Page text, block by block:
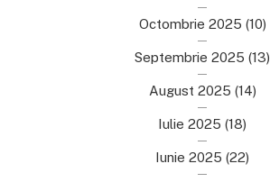
Octombrie 2025 (10)
Septembrie 2025 (13)
August 2025 (14)
Iulie 2025 (18)
Iunie 2025 (22)